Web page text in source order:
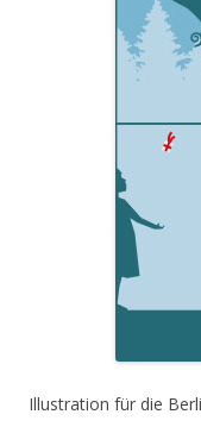
Illustration für die